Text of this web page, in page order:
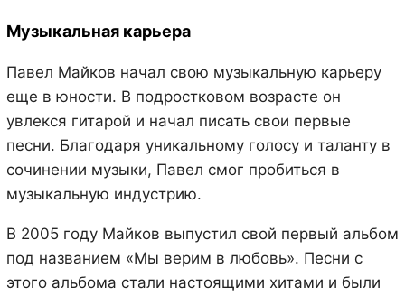
Музыкальная карьера
Павел Майков начал свою музыкальную карьеру
еще в юности. В подростковом возрасте он
увлекся гитарой и начал писать свои первые
песни. Благодаря уникальному голосу и таланту в
сочинении музыки, Павел смог пробиться в
музыкальную индустрию.
В 2005 году Майков выпустил свой первый альбом
под названием «Мы верим в любовь». Песни с
этого альбома стали настоящими хитами и были